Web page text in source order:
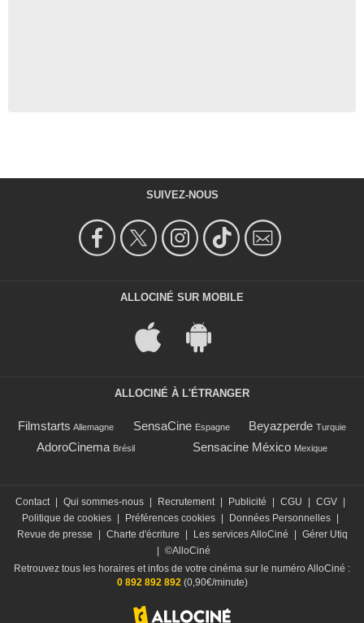
SUIVEZ-NOUS
ALLOCINÉ SUR MOBILE
ALLOCINÉ À L'ÉTRANGER
Filmstarts Allemagne SensaCine Espagne Beyazperde Turquie
AdoroCinema Brésil Sensacine México Mexique
Contact Qui sommes-nous Recrutement Publicité CGU CGV
Politique de cookies
Préférences cookies Données Personnelles
Revue de presse
Charte d'écriture Les services AlloCiné
Gérer Utiq
©AlloCiné
Retrouvez tous les horaires et infos de votre cinéma sur le numéro AlloCiné :
0 892 892 892(0,90€/minute)